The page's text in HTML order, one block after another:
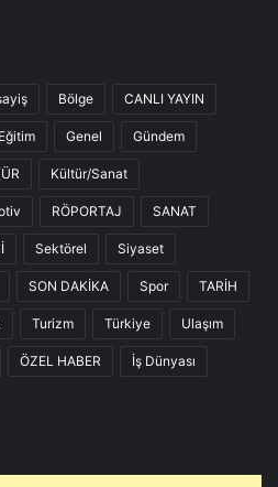
Bölge CANLI YAYIN
Eğitim Genel Gündem
Kültür/Sanat
RÖPORTAJ SANAT
Sektörel Siyaset
SON DAKİKA Spor TARİH
Turizm Türkiye Ulaşım
ÖZEL HABER İş Dünyası